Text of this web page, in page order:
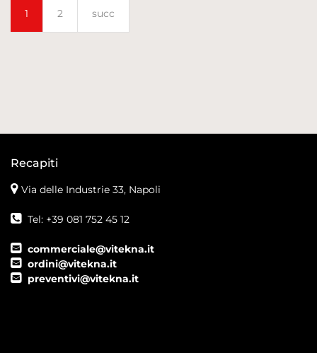
1 2 succ
Recapiti
Via delle Industrie 33, Napoli
Tel: +39 081 752 45 12
commerciale@vitekna.it
ordini@vitekna.it
preventivi@vitekna.it